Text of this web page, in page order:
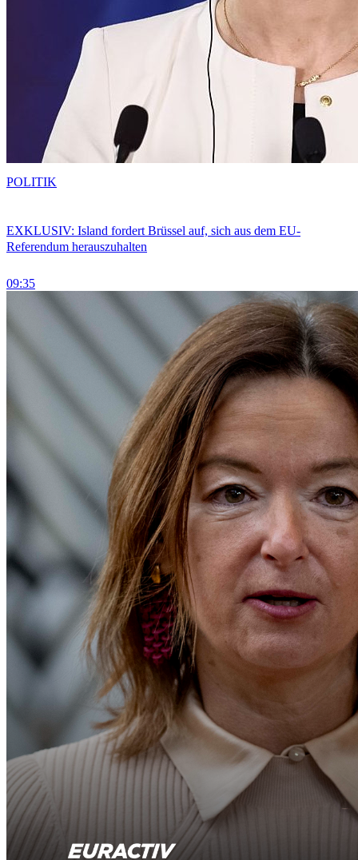
EXKLUSIV: Island fordert Brüssel auf, sich aus dem EU-
Referendum herauszuhalten
09:35
POLITIK